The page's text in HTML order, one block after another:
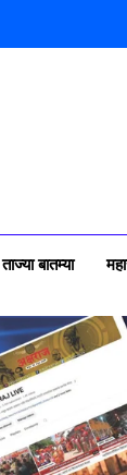
ताज्या बातम्या